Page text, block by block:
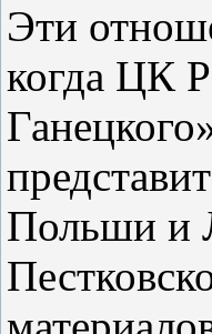
Эти
когда ЦК
Польши и